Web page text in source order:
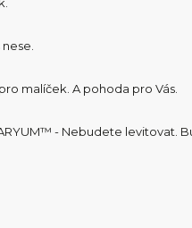
malíček. A pohoda pro Vás.
- Nebudete levitovat.